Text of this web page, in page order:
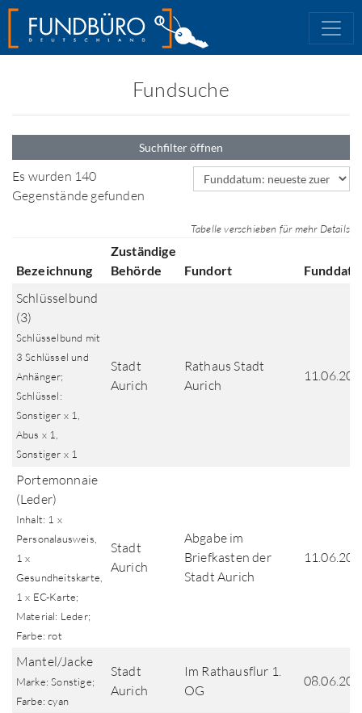
Fundsuche
Suchfilter öffnen
Es wurden 140
Gegenstände gefunden
Sortierfeld
Tabelle verschieben für mehr Details
Bezeichnung
Zuständige
Behörde
Fundort
Schlüsselbund
(3)
Schlüsselbund mit
3 Schlüssel und
Anhänger;
Schlüssel:
Sonstiger x 1,
Abus x 1,
Sonstiger x 1
Stadt
Aurich
Rathaus Stadt
Aurich
Portemonnaie
(Leder)
Inhalt: 1 x
Personalausweis,
1 x
Gesundheitskarte,
1 x EC-Karte;
Material: Leder;
Farbe: rot
Stadt
Aurich
Abgabe im
Briefkasten der
Stadt Aurich
Mantel/Jacke
Marke: Sonstige;
Farbe: cyan
Stadt
Aurich
Im Rathausflur 1.
OG